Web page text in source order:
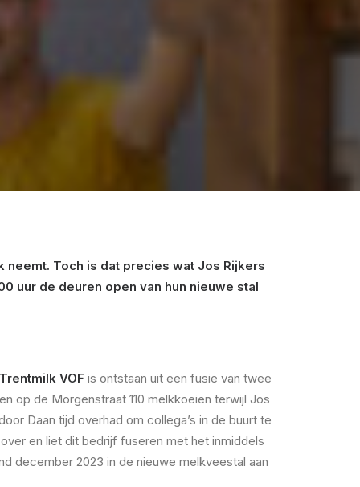
Toch is dat precies wat Jos Rijkers
uur de deuren open van hun nieuwe stal
Trentmilk VOF is ontstaan uit een fusie van twee
op de Morgenstraat 110 melkkoeien terwijl Jos
Daan tijd overhad om collega’s in de buurt te
en liet dit bedrijf fuseren met het inmiddels
december 2023 in de nieuwe melkveestal aan